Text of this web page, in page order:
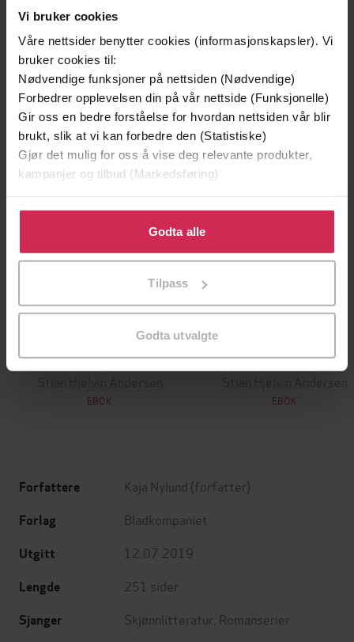
Vi bruker cookies
Våre nettsider benytter cookies (informasjonskapsler). Vi
bruker cookies til:
Nødvendige funksjoner på nettsiden (Nødvendige)
Forbedrer opplevelsen din på vår nettside (Funksjonelle)
Gir oss en bedre forståelse for hvordan nettsiden vår blir
brukt, slik at vi kan forbedre den (Statistiske)
Gjør det mulig for oss å vise deg relevante produkter,
kampanjer og tilbud (Markedsføring)
Klikk på «Godta alle» for å gi oss ditt samtykke til å
bruke cookies for alle disse formålene. Du kan også
tilpasse ditt samtykke til spesifikke formål ved å klikke
Godta alle
Tilpass
Godta utvalgte
Andre har også kjøpt
Premium
En lykkelig familie
EBOK
Premium
Et rikt menneske
EBOK
Forfattere Kaja Nylund (forfatter)
Forlag Bladkompaniet
Utgitt 12.07.2019
Lengde 251 sider
Sjanger Skjønnlitteratur Romanserier